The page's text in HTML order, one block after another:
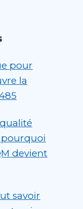
pour
la
pourquoi
devient
savoir